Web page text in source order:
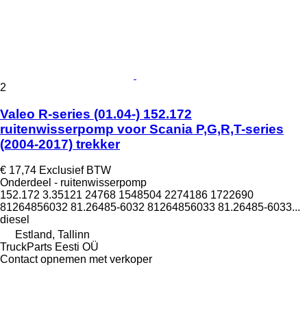
2
Valeo R-series (01.04-) 152.172
ruitenwisserpomp voor Scania P,G,R,T-series
(2004-2017) trekker
€ 17,74 Exclusief BTW
Onderdeel - ruitenwisserpomp
152.172 3.35121 24768 1548504 2274186 1722690
81264856032 81.26485-6032 81264856033 81.26485-6033...
diesel
Estland, Tallinn
TruckParts Eesti OÜ
Contact opnemen met verkoper